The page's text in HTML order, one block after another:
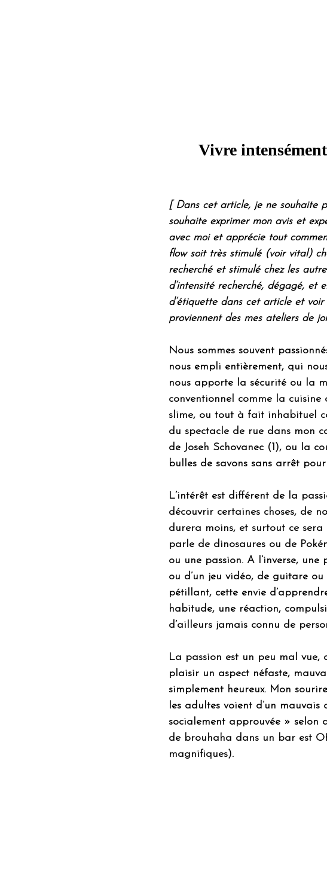
Vivre
[ Dans cet article, je ne souhaite
souhaite exprimer mon avis et
avec moi et apprécie tout
flow soit très stimulé (voir vital)
recherché et stimulé chez les
d’intensité recherché, dégagé, et
d’étiquette dans cet article et voir
proviennent des mes ateliers de
Nous sommes souvent
nous empli entièrement, qui
nous apporte la sécurité ou la
conventionnel comme la
slime, ou tout à fait inhabituel
du spectacle de rue dans mon
de Joseh Schovanec (1), ou la
bulles de savons sans arrêt
L’intérêt est différent de la
découvrir certaines choses, de
durera moins, et surtout ce
parle de dinosaures ou de
ou une passion. A l’inverse,
ou d’un jeu vidéo, de guitare
pétillant, cette envie
habitude, une réaction,
d’ailleurs jamais connu de
La passion est un peu mal
plaisir un aspect néfaste,
simplement heureux. Mon
les adultes voient d’un
socialement approuvée » selon
de brouhaha dans un bar est
magnifiques).